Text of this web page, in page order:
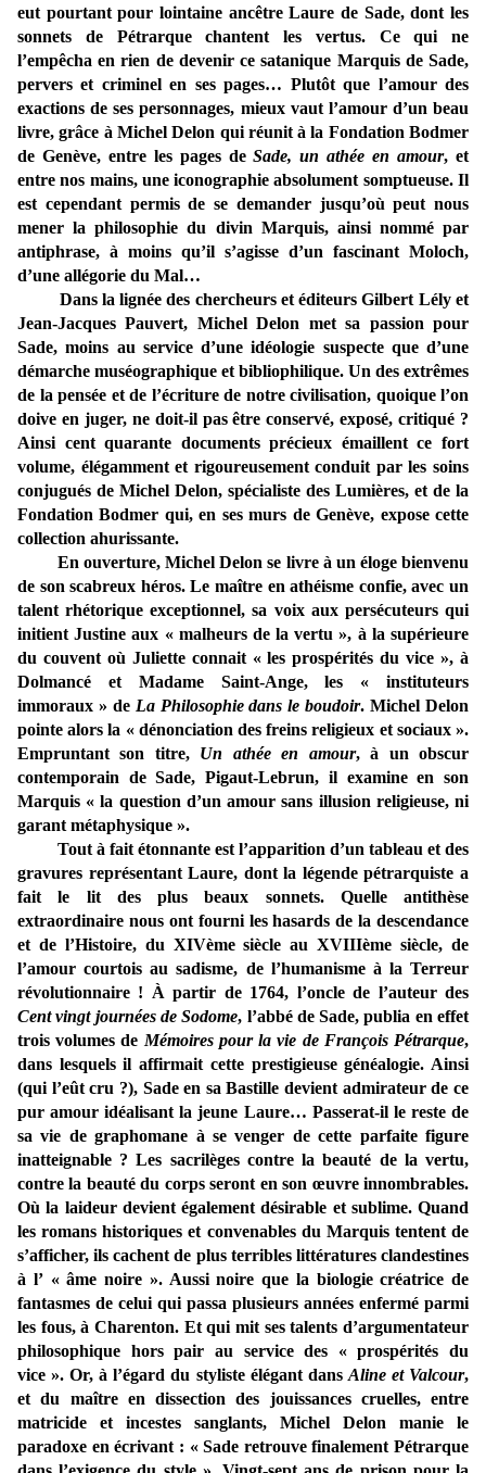
eut pourtant pour lointaine ancêtre Laure de Sade, dont les
sonnets de Pétrarque chantent les vertus. Ce qui ne
l’empêcha en rien de devenir ce satanique Marquis de Sade,
pervers et criminel en ses pages… Plutôt que l’amour des
exactions de ses personnages, mieux vaut l’amour d’un beau
livre, grâce à Michel Delon qui réunit à la Fondation Bodmer
de Genève, entre les pages deSade, un athée en amour, et
entre nos mains, une iconographie absolument somptueuse. Il
est cependant permis de se demander jusqu’où peut nous
mener la philosophie du divin Marquis, ainsi nommé par
antiphrase, à moins qu’il s’agisse d’un fascinant Moloch,
d’une allégorie du Mal…
Dans la lignée des chercheurs et éditeurs Gilbert Lély et
Jean-Jacques Pauvert, Michel Delon met sa passion pour
Sade, moins au service d’une idéologie suspecte que d’une
démarche muséographique et bibliophilique. Un des extrêmes
de la pensée et de l’écriture de notre civilisation, quoique l’on
doive en juger, ne doit-il pas être conservé, exposé, critiqué ?
Ainsi cent quarante documents précieux émaillent ce fort
volume, élégamment et rigoureusement conduit par les soins
conjugués de Michel Delon, spécialiste des Lumières, et de la
Fondation Bodmer qui, en ses murs de Genève, expose cette
collection ahurissante.
En ouverture, Michel Delon se livre à un éloge bienvenu
de son scabreux héros. Le maître en athéisme confie, avec un
talent rhétorique exceptionnel, sa voix aux persécuteurs qui
initient Justine aux « malheurs de la vertu », à la supérieure
du couvent où Juliette connait « les prospérités du vice », à
Dolmancé et Madame Saint-Ange, les « instituteurs
immoraux » de La Philosophie dans le boudoir. Michel Delon
pointe alors la « dénonciation des freins religieux et sociaux ».
Empruntant son titre, Un athée en amour, à un obscur
contemporain de Sade, Pigaut-Lebrun, il examine en son
Marquis « la question d’un amour sans illusion religieuse, ni
garant métaphysique ».
Tout à fait étonnante est l’apparition d’un tableau et des
gravures représentant Laure, dont la légende pétrarquiste a
fait le lit des plus beaux sonnets. Quelle antithèse
extraordinaire nous ont fourni les hasards de la descendance
et de l’Histoire, du XIVème siècle au XVIIIème siècle, de
l’amour courtois au sadisme, de l’humanisme à la Terreur
révolutionnaire ! À partir de 1764, l’oncle de l’auteur des
Cent vingt journées de Sodome, l’abbé de Sade, publia en effet
trois volumes de Mémoires pour la vie de François Pétrarque,
dans lesquels il affirmait cette prestigieuse généalogie. Ainsi
(qui l’eût cru ?), Sade en sa Bastille devient admirateur de ce
pur amour idéalisant la jeune Laure… Passerat-il le reste de
sa vie de graphomane à se venger de cette parfaite figure
inatteignable ? Les sacrilèges contre la beauté de la vertu,
contre la beauté du corps seront en son œuvre innombrables.
Où la laideur devient également désirable et sublime. Quand
les romans historiques et convenables du Marquis tentent de
s’afficher, ils cachent de plus terribles littératures clandestines
à l’ « âme noire ». Aussi noire que la biologie créatrice de
fantasmes de celui qui passa plusieurs années enfermé parmi
les fous, à Charenton. Et qui mit ses talents d’argumentateur
philosophique hors pair au service des « prospérités du
vice ». Or, à l’égard du styliste élégant dans Aline et Valcour,
et du maître en dissection des jouissances cruelles, entre
matricide et incestes sanglants, Michel Delon manie le
paradoxe en écrivant : « Sade retrouve finalement Pétrarque